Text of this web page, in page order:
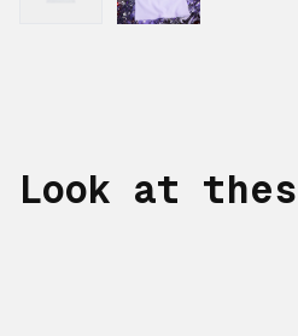
Look at